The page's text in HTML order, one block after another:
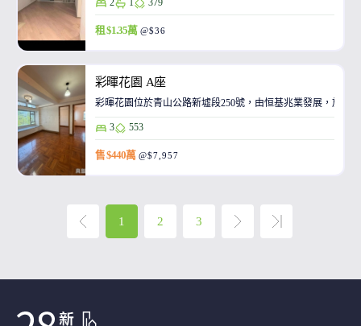
租 $1.35萬 @$36
彩暉花園 A座
彩暉花園位於青山公路新墟段250號，由恒基兆業發展，於
3 553
售 $440萬 @$7,957
1 2 3